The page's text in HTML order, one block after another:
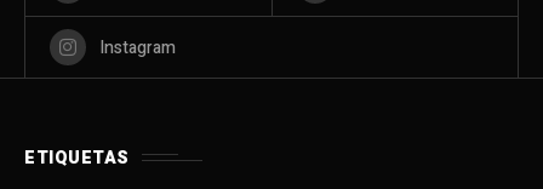
Instagram
ETIQUETAS